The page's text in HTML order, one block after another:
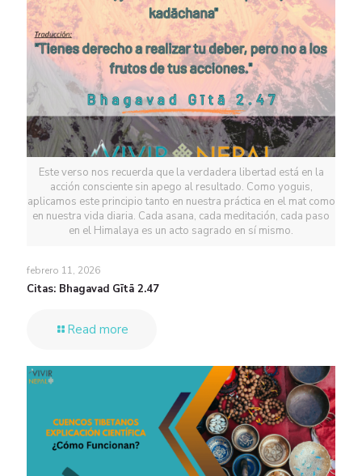
Este verso nos recuerda que la verdadera libertad está en la
acción consciente sin apego al resultado. Como yoguis,
aplicamos este principio tanto en nuestra práctica en el mat como
en nuestra vida diaria. Cada asana, cada meditación, cada paso
en el Himalaya es un acto sagrado en sí mismo.
febrero 11, 2026
Citas: Bhagavad Gītā 2.47
Read more